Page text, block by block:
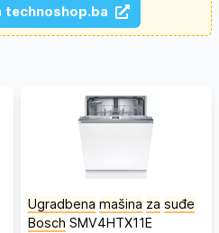
technoshop.ba
Ugradbena mašina za suđe
Bosch SMV4HTX11E